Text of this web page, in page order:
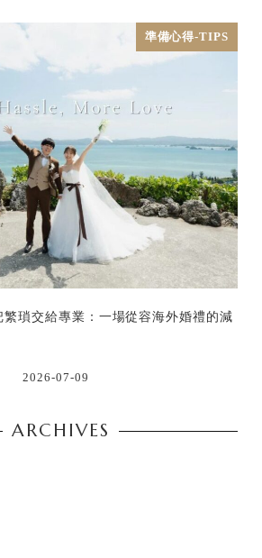
準備心得-TIPS
瑣交給專業：一場從容海外婚禮的減
2026-07-09
ARCHIVES